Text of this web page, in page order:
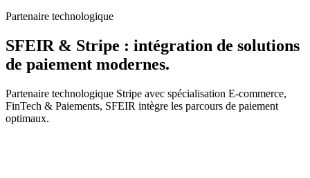
Partenaire technologique
SFEIR & Stripe : intégration de solutions
de paiement modernes.
Partenaire technologique Stripe avec spécialisation E-commerce,
FinTech & Paiements, SFEIR intègre les parcours de paiement
optimaux.